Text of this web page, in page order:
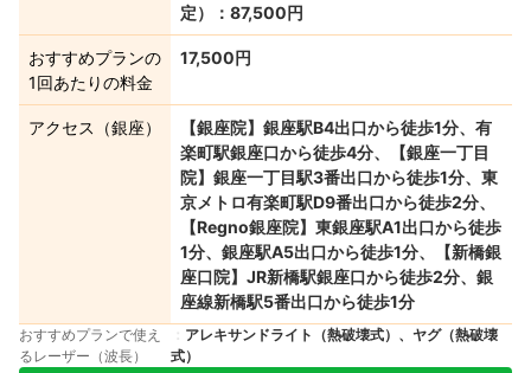
定）：87,500円
おすすめプランの
1回あたりの料金
17,500円
アクセス（銀座）
【銀座院】銀座駅B4出口から徒歩1分、有
楽町駅銀座口から徒歩4分、【銀座一丁目
院】銀座一丁目駅3番出口から徒歩1分、東
京メトロ有楽町駅D9番出口から徒歩2分、
【Regno銀座院】東銀座駅A1出口から徒歩
1分、銀座駅A5出口から徒歩1分、【新橋銀
座口院】JR新橋駅銀座口から徒歩2分、銀
座線新橋駅5番出口から徒歩1分
おすすめプランで使え
るレーザー（波長）
アレキサンドライト（熱破壊式）、ヤグ（熱破壊
式）